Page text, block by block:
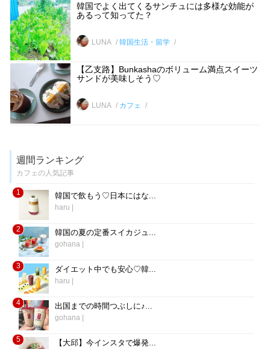
韓国でよく出てくるサンチュには多様な効能が
あるって知ってた？
LUNA 韓国生活・留学
【乙支路】Bunkashaのボリューム満点スイーツ
サンドが美味しそう♡
LUNA カフェ
週間ランキング
カフェの人気記事
1 韓国で飲もう♡日本にはな...
haru |
2 韓国の夏の定番スイカジュ...
gohana |
3 ダイエット中でも安心♡韓...
haru |
4 出国までの時間つぶしに♪...
gohana |
5 【大邱】今インスタで爆発...